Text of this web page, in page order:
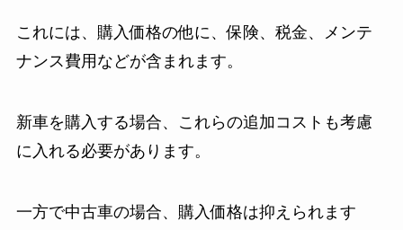
これには、購入価格の他に、保険、税金、メンテ
ナンス費用などが含まれます。
新車を購入する場合、これらの追加コストも考慮
に入れる必要があります。
一方で中古車の場合、購入価格は抑えられます